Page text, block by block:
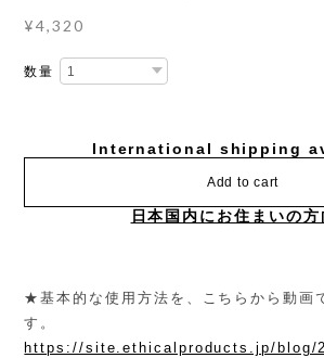
¥4,320
数量
International shipping
Add to cart
日本国内にお住まいの方
★基本的な使用方法を、こちらから動画
す。
https://site.ethicalproducts.jp/blog/